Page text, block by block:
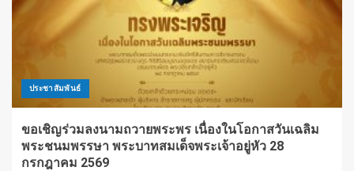
ประชาสัมพันธ์
ขอเชิญร่วมลงนามถวายพระพร เนื่องในโอกาสวันเฉลิม
พระชนมพรรษา พระบาทสมเด็จพระเจ้าอยู่หัว 28
กรกฎาคม 2569